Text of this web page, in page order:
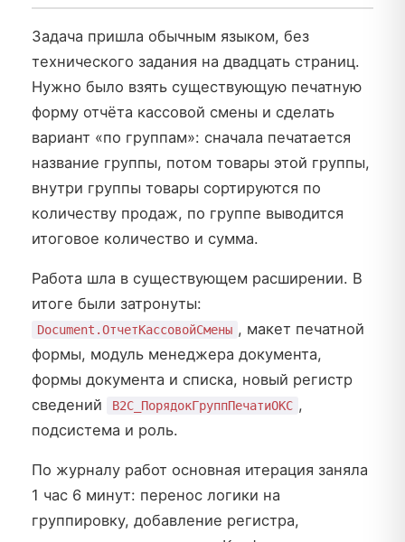
Задача пришла обычным языком, без
технического задания на двадцать страниц.
Нужно было взять существующую печатную
форму отчёта кассовой смены и сделать
вариант «по группам»: сначала печатается
название группы, потом товары этой группы,
внутри группы товары сортируются по
количеству продаж, по группе выводится
итоговое количество и сумма.
Работа шла в существующем расширении. В
итоге были затронуты:
Document.ОтчетКассовойСмены , макет печатной
формы, модуль менеджера документа,
формы документа и списка, новый регистр
сведений
B2C_ПорядокГруппПечатиОКС ,
подсистема и роль.
По журналу работ основная итерация заняла
1 час 6 минут: перенос логики на
группировку, добавление регистра,